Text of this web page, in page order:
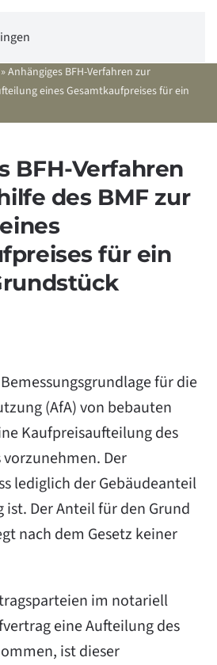
»Anhängiges BFH-Verfahren zur
eines Gesamtkaufpreises für ein
BFH-Verfahren
des BMF zur
für ein
für die
(AfA) von bebauten
Kaufpreisaufteilung des
Der
lediglich der Gebäudeanteil
Der Anteil für den Grund
nach dem Gesetz keiner
im notariell
eine Aufteilung des
ist dieser